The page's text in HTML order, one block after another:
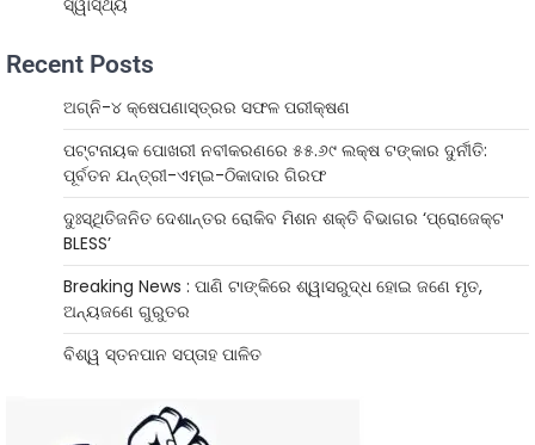
ସ୍ୱାସ୍ଥ୍ୟ
Recent Posts
ଅଗ୍ନି-୪ କ୍ଷେପଣାସ୍ତ୍ରର ସଫଳ ପରୀକ୍ଷଣ
ପଟ୍ଟନାୟକ ପୋଖରୀ ନବୀକରଣରେ ୫୫.୬୯ ଲକ୍ଷ ଟଙ୍କାର ଦୁର୍ନୀତି:
ପୂର୍ବତନ ଯନ୍ତ୍ରୀ-ଏମ୍‌ଇ-ଠିକାଦାର ଗିରଫ
ଦୁଃସ୍ଥିତିଜନିତ ଦେଶାନ୍ତର ରୋକିବ ମିଶନ ଶକ୍ତି ବିଭାଗର ‘ପ୍ରୋଜେକ୍ଟ
BLESS’
Breaking News : ପାଣି ଟାଙ୍କିରେ ଶ୍ୱାସରୁଦ୍ଧ ହୋଇ ଜଣେ ମୃତ,
ଅନ୍ୟଜଣେ ଗୁରୁତର
ବିଶ୍ୱ ସ୍ତନପାନ ସପ୍ତାହ ପାଳିତ